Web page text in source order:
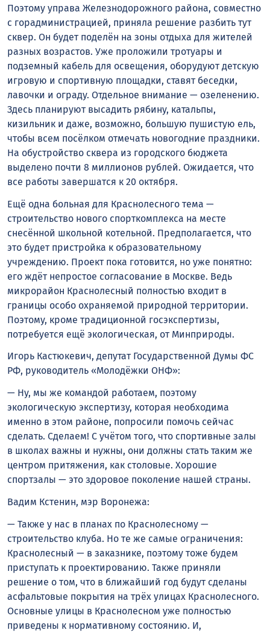
Поэтому управа Железнодорожного района, совместно
с горадминистрацией, приняла решение разбить тут
сквер. Он будет поделён на зоны отдыха для жителей
разных возрастов. Уже проложили тротуары и
подземный кабель для освещения, оборудуют детскую
игровую и спортивную площадки, ставят беседки,
лавочки и ограду. Отдельное внимание — озеленению.
Здесь планируют высадить рябину, катальпы,
кизильник и даже, возможно, большую пушистую ель,
чтобы всем посёлком отмечать новогодние праздники.
На обустройство сквера из городского бюджета
выделено почти 8 миллионов рублей. Ожидается, что
все работы завершатся к 20 октября.
Ещё одна больная для Краснолесного тема —
строительство нового спорткомплекса на месте
снесённой школьной котельной. Предполагается, что
это будет пристройка к образовательному
учреждению. Проект пока готовится, но уже понятно:
его ждёт непростое согласование в Москве. Ведь
микрорайон Краснолесный полностью входит в
границы особо охраняемой природной территории.
Поэтому, кроме традиционной госэкспертизы,
потребуется ещё экологическая, от Минприроды.
Игорь Кастюкевич, депутат Государственной Думы ФС
РФ, руководитель «Молодёжки ОНФ»:
— Ну, мы же командой работаем, поэтому
экологическую экспертизу, которая необходима
именно в этом районе, попросили помочь сейчас
сделать. Сделаем! С учётом того, что спортивные залы
в школах важны и нужны, они должны стать таким же
центром притяжения, как столовые. Хорошие
спортзалы — это здоровое поколение нашей страны.
Вадим Кстенин, мэр Воронежа:
— Также у нас в планах по Краснолесному —
строительство клуба. Но те же самые ограничения:
Краснолесный — в заказнике, поэтому тоже будем
приступать к проектированию. Также приняли
решение о том, что в ближайший год будут сделаны
асфальтовые покрытия на трёх улицах Краснолесного.
Основные улицы в Краснолесном уже полностью
приведены к нормативному состоянию. И,